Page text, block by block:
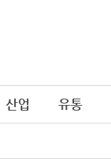
산업 유통